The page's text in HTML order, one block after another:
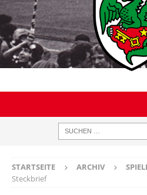
STARTSEITE ARCHIV
Steckbrief